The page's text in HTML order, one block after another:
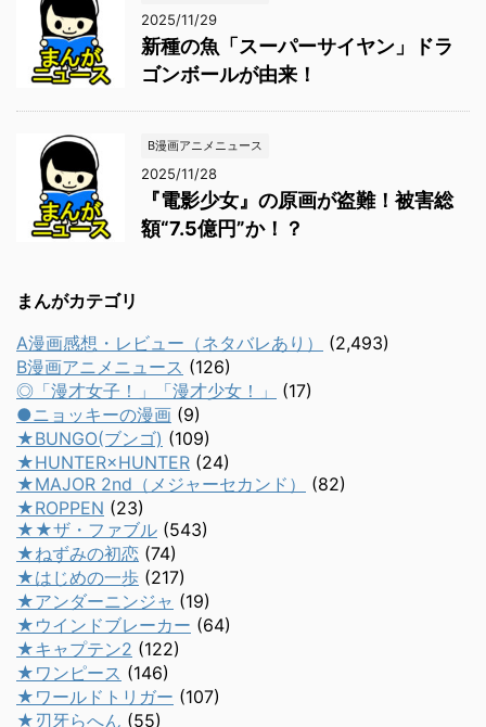
2025/11/29
新種の魚「スーパーサイヤン」ドラ
ゴンボールが由来！
B漫画アニメニュース
2025/11/28
『電影少女』の原画が盗難！被害総
額“7.5億円”か！？
まんがカテゴリ
A漫画感想・レビュー（ネタバレあり）
(2,493)
B漫画アニメニュース (126)
◎「漫才女子！」「漫才少女！」
(17)
●ニョッキーの漫画 (9)
★BUNGO(ブンゴ) (109)
★HUNTER×HUNTER (24)
★MAJOR 2nd（メジャーセカンド）
(82)
★ROPPEN (23)
★★ザ・ファブル (543)
★ねずみの初恋 (74)
★はじめの一歩 (217)
★アンダーニンジャ (19)
★ウインドブレーカー (64)
★キャプテン2 (122)
★ワンピース (146)
★ワールドトリガー (107)
★刃牙らへん (55)